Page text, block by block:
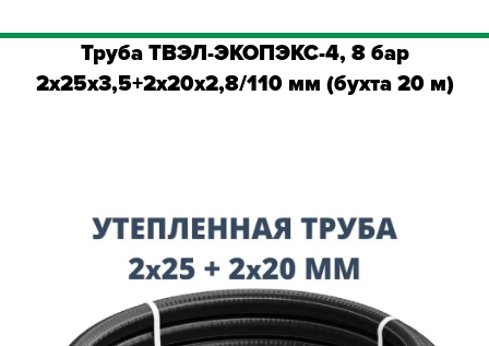
Труба ТВЭЛ-ЭКОПЭКС-4, 8 бар
2х25х3,5+2х20х2,8/110 мм (бухта 20 м)